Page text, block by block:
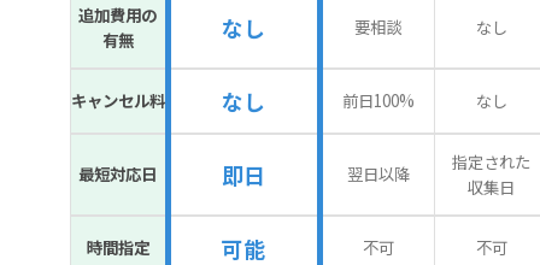
追加費用の
有無
なし 要相談 なし
キャンセル料 なし 前日100% なし
最短対応日 即日 翌日以降
指定された
収集日
時間指定 可能 不可 不可